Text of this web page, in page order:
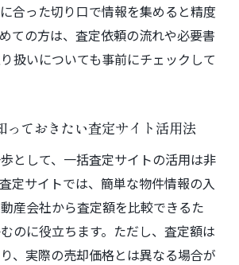
合った切り口で情報を集めると精度
ての方は、査定依頼の流れや必要書
扱いについても事前にチェックして
っておきたい査定サイト活用法
として、一括査定サイトの活用は非
定サイトでは、簡単な物件情報の入
産会社から査定額を比較できるた
のに役立ちます。ただし、査定額は
、実際の売却価格とは異なる場合が